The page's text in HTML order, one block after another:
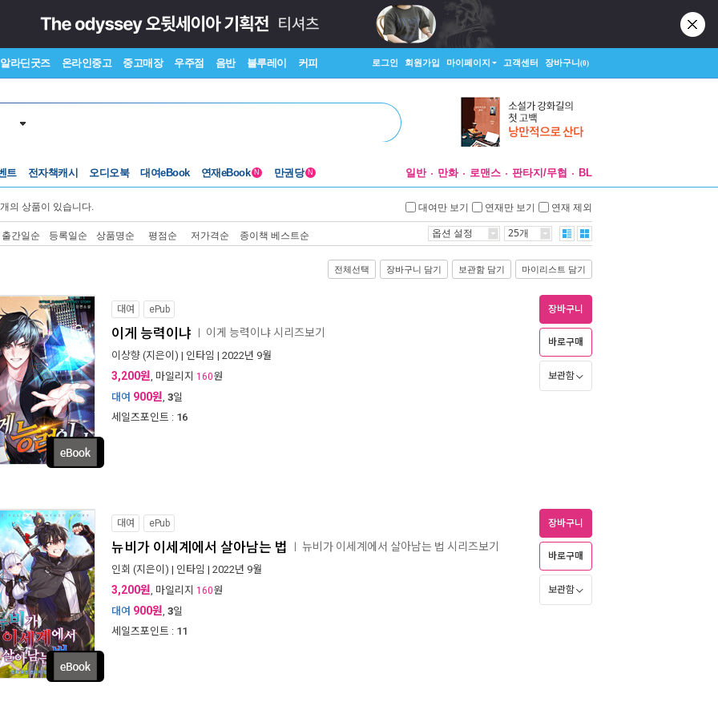
알라딘굿즈 온라인중고 중고매장 우주점 음반 블루레이 커피 로그인 회원가입 마이페이지 고객센터 장바구니(0)
트 전자책캐시 오디오북 대여eBook 연재eBook N 만권당 N 일반 만화 로맨스 판타지/무협 BL
개의 상품이 있습니다. 대여만 보기 연재만 보기 연재 제외
출간일순 등록일순 상품명순 평점순 저가격순 종이책 베스트순 옵션 설정 25개
전체선택 장바구니 담기 보관함 담기 마이리스트 담기
대여 ePub
이게 능력이냐 이게 능력이냐 시리즈보기
이상향 (지은이) | 인타임 | 2022년 9월
3,200원, 마일리지 160원
대여 900원, 3일
세일즈포인트 : 16
장바구니
바로구매
보관함
대여 ePub
뉴비가 이세계에서 살아남는 법 뉴비가 이세계에서 살아남는 법 시리즈보기
인회 (지은이) | 인타임 | 2022년 9월
3,200원, 마일리지 160원
대여 900원, 3일
세일즈포인트 : 11
장바구니
바로구매
보관함